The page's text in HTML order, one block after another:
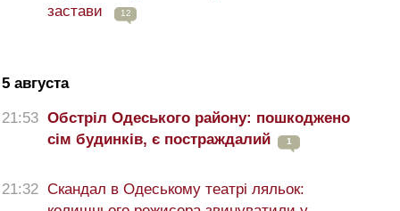
застави
12
5 августа
21:53 Обстріл Одеського району: пошкоджено
сім будинків, є постраждалий
1
21:32 Скандал в Одеському театрі ляльок: